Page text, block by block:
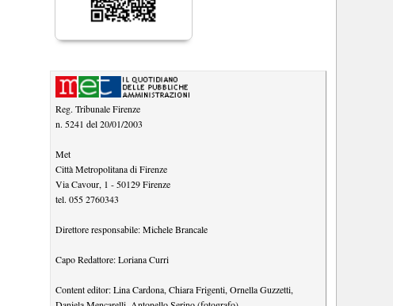
Reg. Tribunale Firenze
n. 5241 del 20/01/2003
Met
Città Metropolitana di Firenze
Via Cavour, 1 - 50129 Firenze
tel. 055 2760343
Direttore responsabile:Michele Brancale
Capo Redattore:Loriana Curri
Content editor:Lina Cardona, Chiara Frigenti, Ornella Guzzetti,